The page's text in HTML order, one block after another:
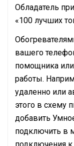
Обладатель
«100 лучших
вашего
помощника
работы.
удаленно или
этого в схему
добавить
подключить в